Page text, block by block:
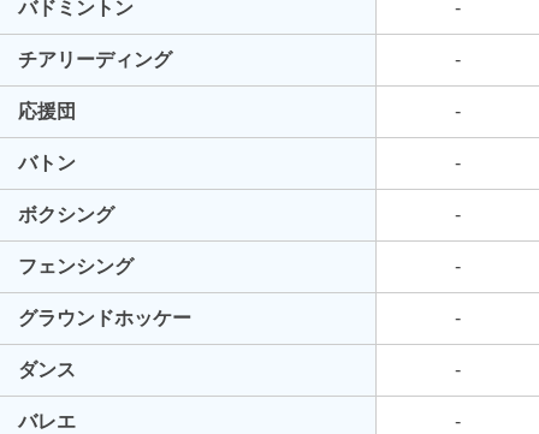
バドミントン -
チアリーディング -
応援団 -
バトン -
ボクシング -
フェンシング -
グラウンドホッケー -
ダンス -
バレエ -